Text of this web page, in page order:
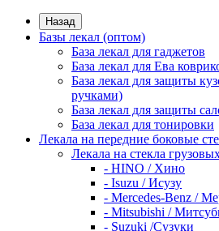
Назад
Базы лекал (оптом)
База лекал для гаджетов
База лекал для Ева
База лекал для защиты
ручками)
База лекал для защиты
База лекал для тонировки
Лекала на передние боковые
Лекала на стекла
- HINO / Хино
- Isuzu / Исузу
- Mercedes-Benz /
- Mitsubishi /
- Suzuki /Сузуки